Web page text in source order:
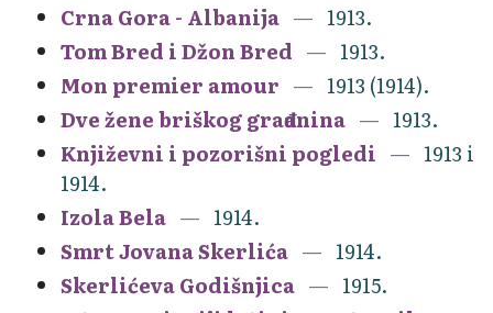
Crna Gora - Albanija
1913.
Tom Bred i Džon Bred
1913.
Mon premier amour
1913 (1914).
Dve žene briškog građanina
1913.
Književni i pozorišni pogledi
1913 i
1914.
Izola Bela
1914.
Smrt Jovana Skerlića
1914.
Skerlićeva Godišnjica
1915.